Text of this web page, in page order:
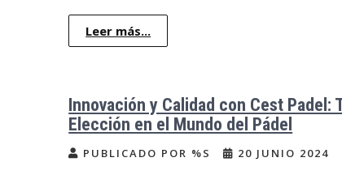
Leer más...
Innovación y Calidad con Cest Padel:
Elección en el Mundo del Pádel
PUBLICADO POR %S 20 JUNIO 2024